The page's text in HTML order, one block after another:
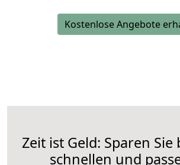
Kostenlose Angebote
Zeit ist Geld: Sparen Sie
schnellen und